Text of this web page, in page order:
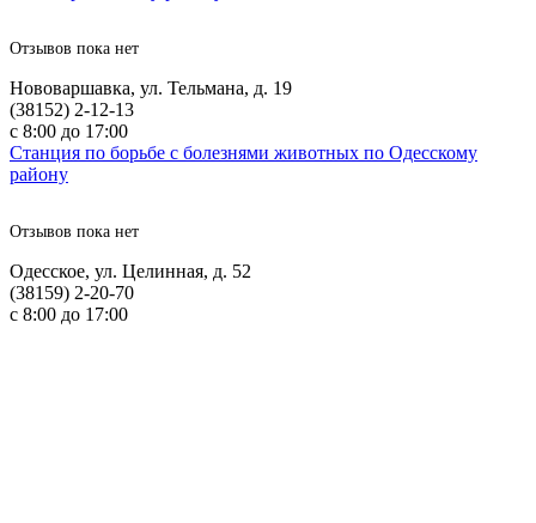
Отзывов пока нет
Нововаршавка, ул. Тельмана, д. 19
(38152) 2-12-13
с 8:00 до 17:00
Станция по борьбе с болезнями животных по Одесскому
району
Отзывов пока нет
Одесское, ул. Целинная, д. 52
(38159) 2-20-70
с 8:00 до 17:00